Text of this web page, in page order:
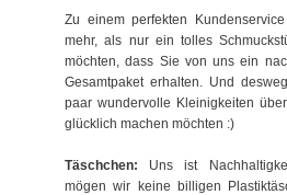
Zu einem perfekten
mehr, als nur ein tolles
möchten, dass Sie von uns ein
Gesamtpaket erhalten. Und
paar wundervolle Kleinigkeiten
glücklich machen möchten :)
Täschchen: Uns ist
mögen wir keine billigen